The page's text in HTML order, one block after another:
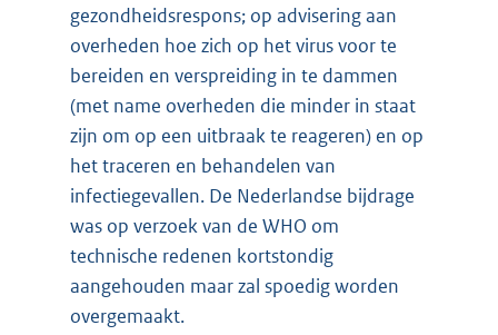
gezondheidsrespons; op advisering aan
overheden hoe zich op het virus voor te
bereiden en verspreiding in te dammen
(met name overheden die minder in staat
zijn om op een uitbraak te reageren) en op
het traceren en behandelen van
infectiegevallen. De Nederlandse bijdrage
was op verzoek van de WHO om
technische redenen kortstondig
aangehouden maar zal spoedig worden
overgemaakt.